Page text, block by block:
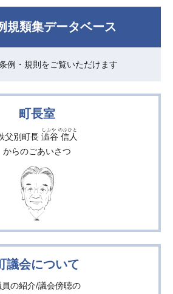
規類集データベース
例・規則をご覧いただけます
町長室
父別町長 澁谷 信人
しぶや のぶひと
からのごあいさつ
議会について
員の紹介/議会傍聴の